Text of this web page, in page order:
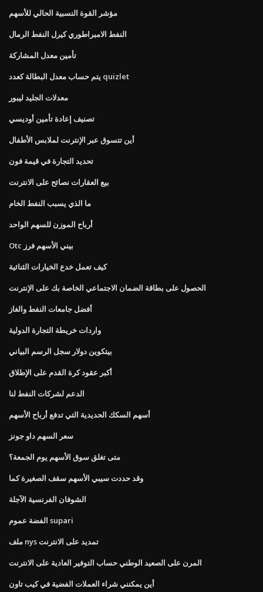
مؤشر القوة النسبية الحالي للأسهم
النفط الامبراطوري كيرل النفط الرمال
تأمين معدل المشاركة
يتم حساب معدل البطالة كعدد quizlet
معدلات الجليد ليبور
تصنيف إعادة تأمين أوديسي
أين تتسوق عبر الإنترنت لملابس الأطفال
تحديد التجارة في قيمة فون
بيع العقارات نصائح على الانترنت
ما الذي يسبب النفط الخام
أرباح الموزن للسهم الواحد
Otc بيني الأسهم فرز
كيف تعمل خدع الخيارات الثنائية
الحصول على بطاقة الضمان الاجتماعي الخاصة بك على الإنترنت
أفضل جامعات النفط والغاز
واردات خريطة التجارة الدولية
بيتكوين دولار سجل الرسم البياني
أكبر عقود كرة القدم على الإطلاق
الدعم لشركات النفط لنا
أسهم السكك الحديدية التي تدفع أرباح الأسهم
سعر السهم داو جونز
متى تغلق سوق الأسهم يوم الجمعة؟
وقد حددت سيبي الأسهم سقف الصغيرة كما
الشوفان الفرنسية الآجلة
الفضة عموم supari
ملف nys تمديد على الانترنت
المرن على الصعيد الوطني حساب التوفير العادية على الانترنت
أين يمكنني شراء العملات الفضية في كيب تاون